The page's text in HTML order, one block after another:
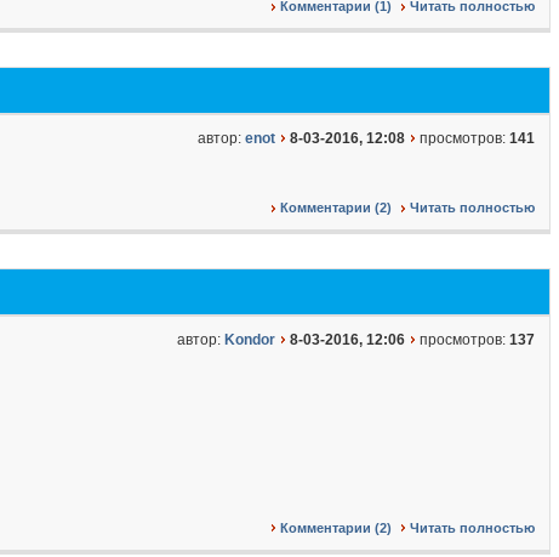
Комментарии (1) Читать полностью
автор: enot 8-03-2016, 12:08 просмотров: 141
Комментарии (2) Читать полностью
автор: Kondor 8-03-2016, 12:06 просмотров: 137
Комментарии (2) Читать полностью